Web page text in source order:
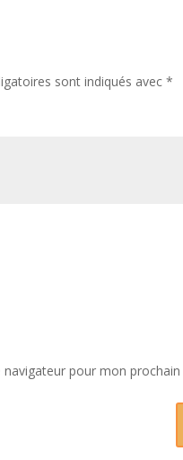
sont indiqués avec*
pour mon